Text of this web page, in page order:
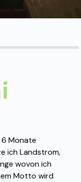
6 Monate
ich Landstrom,
wovon ich
Motto wird